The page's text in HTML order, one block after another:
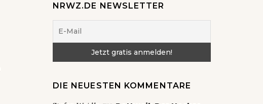
NRWZ.DE NEWSLETTER
DIE NEUESTEN KOMMENTARE